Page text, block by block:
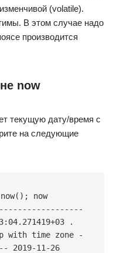
(volatile).
В этом случае надо
производится
now
текущую дату/время с
на следующие
now(); now
-------------------
.
with time zone -
11-26